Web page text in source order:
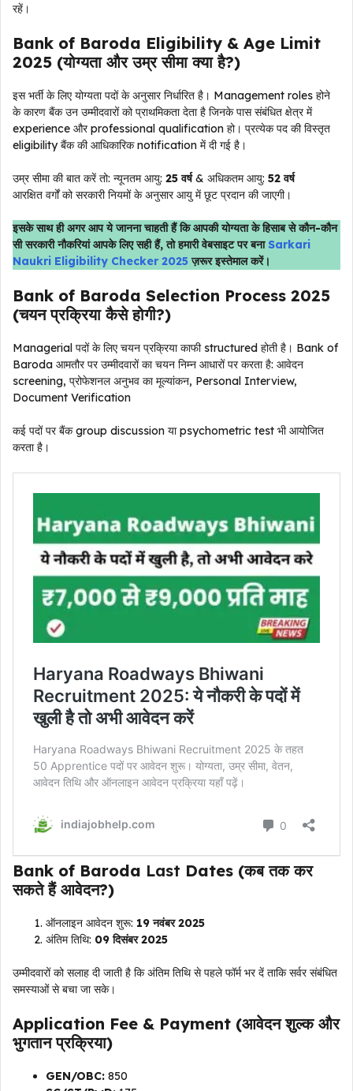
रहें।
Bank of Baroda Eligibility & Age Limit
2025 (योग्यता और उम्र सीमा क्या है?)
इस भर्ती के लिए योग्यता पदों के अनुसार निर्धारित है। Management roles होने
के कारण बैंक उन उम्मीदवारों को प्राथमिकता देता है जिनके पास संबंधित क्षेत्र में
experience और professional qualification हो। प्रत्येक पद की विस्तृत
eligibility बैंक की आधिकारिक notification में दी गई है।
उम्र सीमा की बात करें तो: न्यूनतम आयु: 25 वर्ष& अधिकतम आयु: 52 वर्ष
आरक्षित वर्गों को सरकारी नियमों के अनुसार आयु में छूट प्रदान की जाएगी।
इसके साथ ही अगर आप ये जानना चाहती हैं कि आपकी योग्यता के हिसाब से कौन-कौन
सी सरकारी नौकरियां आपके लिए सही हैं, तो हमारी वेबसाइट पर बना Sarkari
Naukri Eligibility Checker 2025ज़रूर इस्तेमाल करें।
Bank of Baroda Selection Process 2025
(चयन प्रक्रिया कैसे होगी?)
Managerial पदों के लिए चयन प्रक्रिया काफी structured होती है। Bank of
Baroda आमतौर पर उम्मीदवारों का चयन निम्न आधारों पर करता है: आवेदन
screening, प्रोफेशनल अनुभव का मूल्यांकन, Personal Interview,
Document Verification
कई पदों पर बैंक group discussion या psychometric test भी आयोजित
करता है।
Bank of Baroda Last Dates (कब तक कर
सकते हैं आवेदन?)
ऑनलाइन आवेदन शुरू: 19 नवंबर 2025
अंतिम तिथि: 09 दिसंबर 2025
उम्मीदवारों को सलाह दी जाती है कि अंतिम तिथि से पहले फॉर्म भर दें ताकि सर्वर संबंधित
समस्याओं से बचा जा सके।
Application Fee & Payment (आवेदन शुल्क और
भुगतान प्रक्रिया)
GEN/OBC: ₹850